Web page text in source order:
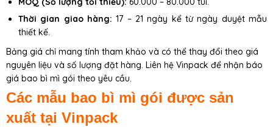
Thời gian giao hàng: 17 – 21 ngày kể từ ngày duyệt mẫu
thiết kế.
Bảng giá chỉ mang tính tham khảo và có thể thay đổi theo giá
nguyên liệu và số lượng đặt hàng. Liên hệ Vinpack để nhận báo
giá bao bì mì gói theo yêu cầu.
Các mẫu bao bì mì gói được sản
xuất tại Vinpack